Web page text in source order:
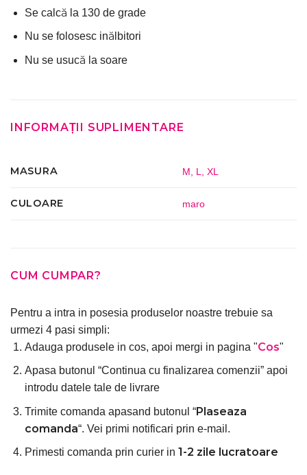
Se calcă la 130 de grade
Nu se folosesc inălbitori
Nu se usucă la soare
INFORMAȚII SUPLIMENTARE
MASURA M L ,XL
CULOARE maro
CUM CUMPAR?
Pentru a intra in posesia produselor noastre trebuie sa
urmezi 4 pasi simpli:
Adauga produsele in cos, apoi mergi in pagina "Cos"
Apasa butonul “Continua cu finalizarea comenzii” apoi
introdu datele tale de livrare
Trimite comanda apasand butonul “Plaseaza
comanda“. Vei primi notificari prin e-mail.
Primesti comanda prin curier in 1-2 zile lucratoare